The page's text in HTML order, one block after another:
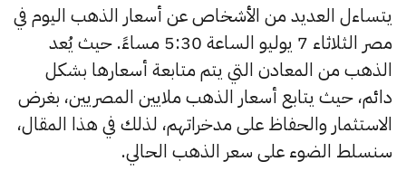
يتساءل العديد من الأشخاص عن أسعار الذهب اليوم في
مصر الثلاثاء 7 يوليو الساعة 5:30 مساءً. حيث يُعد
الذهب من المعادن التي يتم متابعة أسعارها بشكل
دائم، حيث يتابع أسعار الذهب ملايين المصريين، بغرض
الاستثمار والحفاظ على مدخراتهم، لذلك في هذا المقال،
سنسلط الضوء على سعر الذهب الحالي.